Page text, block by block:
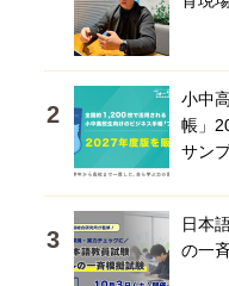
小中
帳」
サン
日本
の一